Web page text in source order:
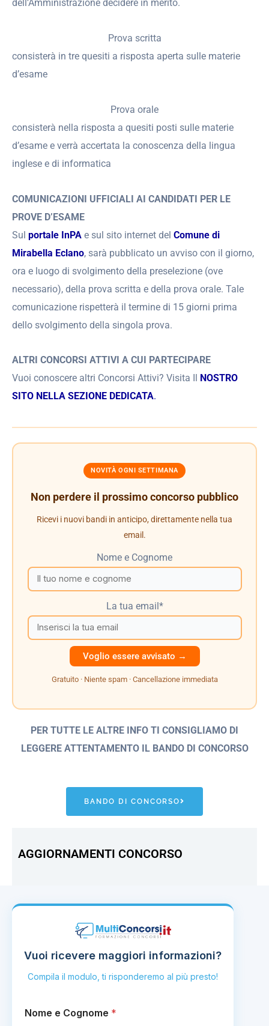
dell’Amministrazione decidere in merito.
Prova scritta
consisterà in tre quesiti a risposta aperta sulle materie
d’esame
Prova orale
consisterà nella risposta a quesiti posti sulle materie
d’esame e verrà accertata la conoscenza della lingua
inglese e di informatica
COMUNICAZIONI UFFICIALI AI CANDIDATI PER LE
PROVE D’ESAME
Sul portale InPA e sul sito internet del Comune di
Mirabella Eclano, sarà pubblicato un avviso con il giorno,
ora e luogo di svolgimento della preselezione (ove
necessario), della prova scritta e della prova orale. Tale
comunicazione rispetterà il termine di 15 giorni prima
dello svolgimento della singola prova.
ALTRI CONCORSI ATTIVI A CUI PARTECIPARE
Vuoi conoscere altri Concorsi Attivi? Visita Il
NOSTRO
SITO NELLA SEZIONE DEDICATA.
NOVITÀ OGNI SETTIMANA
Non perdere il prossimo concorso pubblico
Ricevi i nuovi bandi in anticipo, direttamente nella tua
email.
Nome e Cognome
La tua email*
Gratuito · Niente spam · Cancellazione immediata
PER TUTTE LE ALTRE INFO TI CONSIGLIAMO DI
LEGGERE ATTENTAMENTO IL BANDO DI CONCORSO
BANDO DI CONCORSO
AGGIORNAMENTI CONCORSO
Vuoi ricevere maggiori informazioni?
Compila il modulo, ti risponderemo al più presto!
Nome e Cognome *